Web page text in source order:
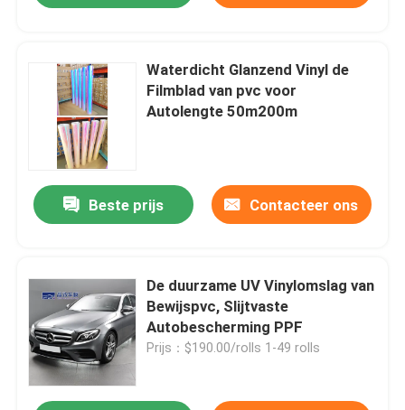
Waterdicht Glanzend Vinyl de
Filmblad van pvc voor
Autolengte 50m200m
Beste prijs Contacteer ons
De duurzame UV Vinylomslag van
Bewijspvc, Slijtvaste
Autobescherming PPF
Prijs：$190.00/rolls 1-49 rolls